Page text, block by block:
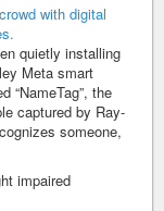
quietly installing
Meta smart
“NameTag”, the
captured by Ray-
someone,
impaired